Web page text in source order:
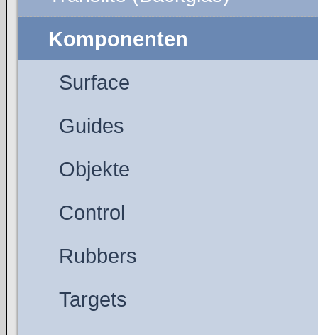
Komponenten
Surface
Guides
Objekte
Control
Rubbers
Targets